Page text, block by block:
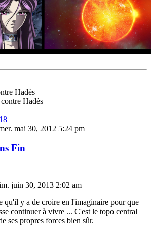
Hadès
mai 30, 2012 5:24 pm
Fin
juin 30, 2013 2:02 am
qu'il y a de croire en l'imaginaire pour que
continuer à vivre ... C'est le topo central
ses propres forces bien sûr.